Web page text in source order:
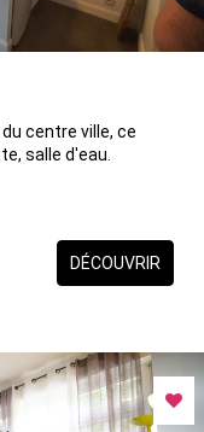
centre ville, ce
salle d'eau.
DÉCOUVRIR